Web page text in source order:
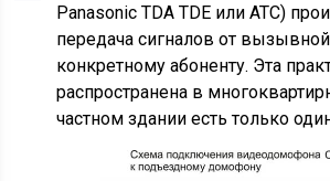
Panasonic TDA TDE или АТС)
передача сигналов от
конкретному абоненту. Эта
распространена в
частном здании есть только